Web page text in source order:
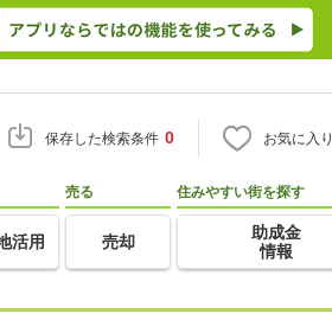
保存した検索条件 0 お気に入り
活用
売る
売却
住みやすい街を探す
助成金
情報